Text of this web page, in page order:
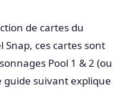
de cartes du
ces cartes sont
Pool 1 & 2 (ou
guide suivant explique